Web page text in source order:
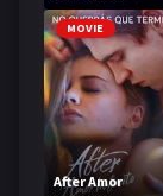
MOVIE
After Amor